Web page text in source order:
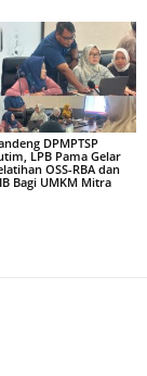
DPMPTSP
LPB Pama Gelar
OSS-RBA dan
Bagi UMKM Mitra